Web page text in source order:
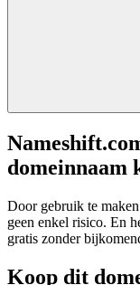
domeinnaam
Door gebruik te
geen enkel risico. En
gratis zonder
Koop dit